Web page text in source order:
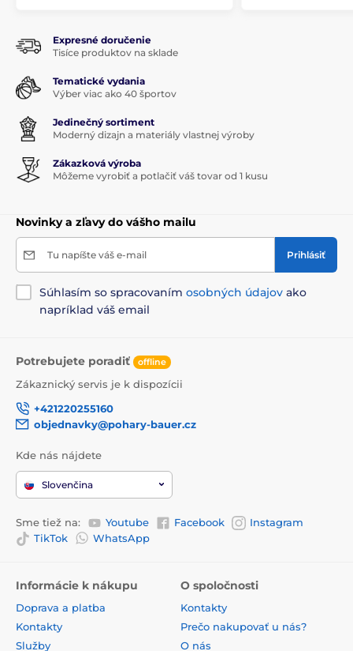
Expresné doručenie
Tisíce produktov na sklade
Tematické vydania
Výber viac ako 40 športov
Jedinečný sortiment
Moderný dizajn a materiály vlastnej výroby
Zákazková výroba
Môžeme vyrobiť a potlačiť váš tovar od 1 kusu
Novinky a zľavy do vášho mailu
Tu napíšte váš e-mail Prihlásiť
Súhlasím so spracovaním osobných údajov ako
napríklad váš email
Potrebujete poradiť offline
Zákaznický servis je k dispozícii
+421220255160
objednavky@pohary-bauer.cz
Kde nás nájdete
Slovenčina
Sme tiež na: Youtube Facebook
Instagram
TikTok
WhatsApp
Informácie k nákupu
Doprava a platba
Kontakty
Služby
O spoločnosti
Kontakty
Prečo nakupovať u nás?
O nás